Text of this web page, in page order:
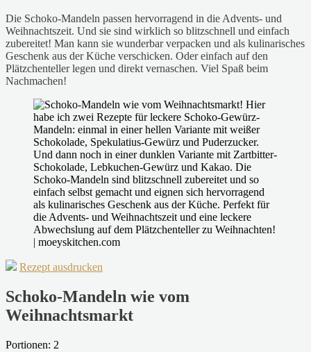
Die Schoko-Mandeln passen hervorragend in die Advents- und
Weihnachtszeit. Und sie sind wirklich so blitzschnell und einfach
zubereitet! Man kann sie wunderbar verpacken und als kulinarisches
Geschenk aus der Küche verschicken. Oder einfach auf den
Plätzchenteller legen und direkt vernaschen. Viel Spaß beim
Nachmachen!
Rezept ausdrucken
Schoko-Mandeln wie vom
Weihnachtsmarkt
Portionen: 2